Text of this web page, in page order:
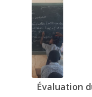
Évaluation